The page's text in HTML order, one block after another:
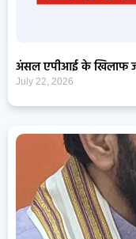
अंसल एपीआई के खिलाफ
July 22, 2026